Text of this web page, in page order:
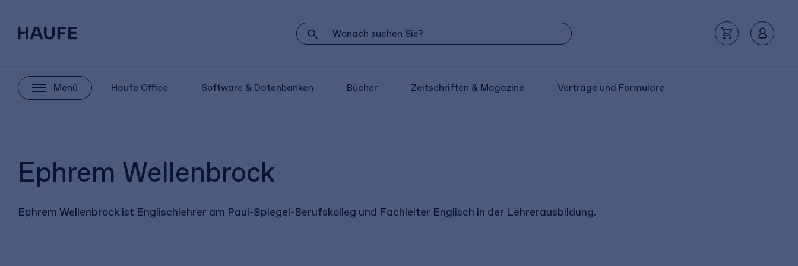
Menü Haufe Office Software & Datenbanken Bücher Zeitschriften & Magazine Verträge und Formulare
Ephrem Wellenbrock
Ephrem Wellenbrock ist Englischlehrer am Paul-Spiegel-Berufskolleg und Fachleiter Englisch in der Lehrerausbildung.